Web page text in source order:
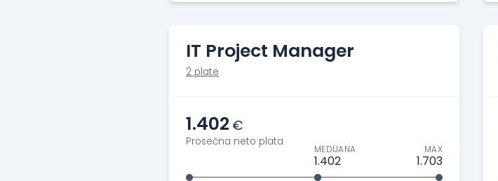
IT Project Manager
2 plate
1.402 €
Prosečna neto plata
MEDIJANA
1.402
MAX
1.703